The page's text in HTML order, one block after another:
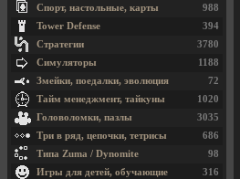
988
Спорт, настольные, карты
394
Tower Defense
3780
Стратегии
1188
Симуляторы
72
Змейки, поедалки, эволюция
1020
Тайм менеджмент, тайкуны
3035
Головоломки, пазлы
686
Три в ряд, цепочки, тетрисы
98
Типа Zuma / Dynomite
316
Игры для детей, обучающие